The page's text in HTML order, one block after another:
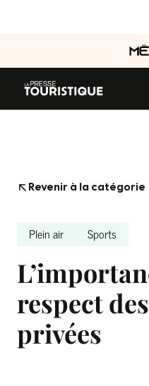
Revenir à la catégorie
Plein air Sports
respect
privées